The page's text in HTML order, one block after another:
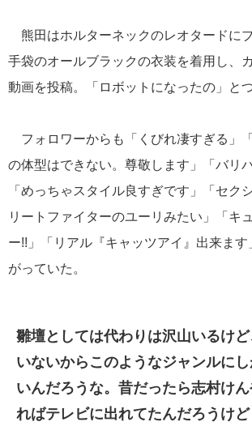
熊田はホルターネックのレオタードに
手袋のオールブラックの衣装を着用し、
動画を投稿。「ロボットになったの」と
フォロワーからも「くびれ凄すぎる」
の体型はできない。尊敬します」「バリ
「めっちゃスタイル良すぎです」「セク
リートファイターのユーリみたい」「キ
ー!!」「リアル『キャッツアイ』出来ます
がっていた。
雛壇としては代わりは沢山いるけ
いないからこのようなジャンルに
いんだろうな。昔だったら志村け
ればテレビに出れてたんだろうけど